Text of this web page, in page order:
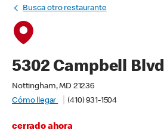
Busca otro restaurante
5302 Campbell Blvd
Nottingham, MD 21236
Cómo llegar
(410) 931-1504
cerrado ahora